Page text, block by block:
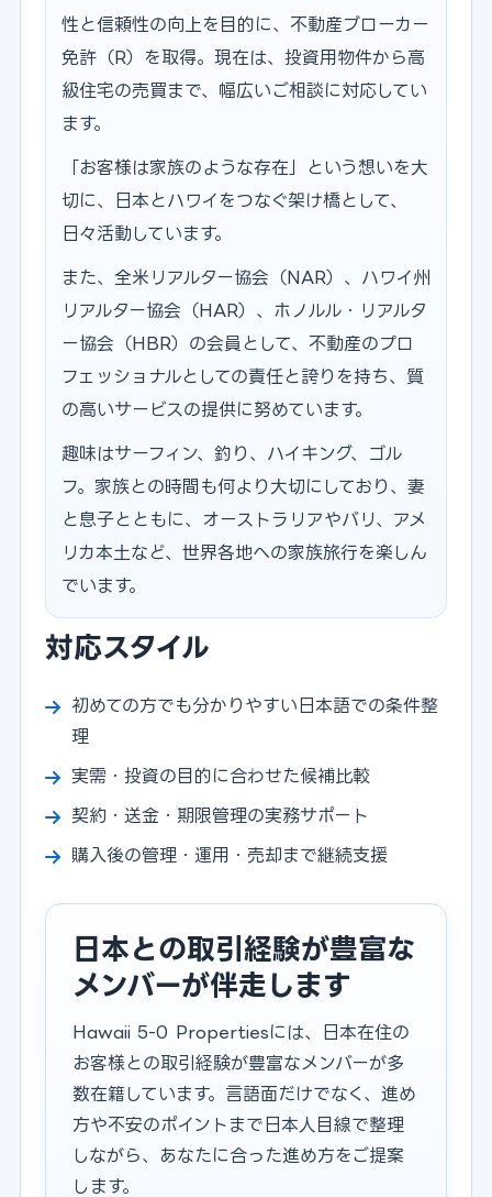
性と信頼性の向上を目的に、不動産ブローカー
免許（R）を取得。現在は、投資用物件から高
級住宅の売買まで、幅広いご相談に対応してい
ます。
「お客様は家族のような存在」という想いを大
切に、日本とハワイをつなぐ架け橋として、
日々活動しています。
また、全米リアルター協会（NAR）、ハワイ州
リアルター協会（HAR）、ホノルル・リアルタ
ー協会（HBR）の会員として、不動産のプロ
フェッショナルとしての責任と誇りを持ち、質
の高いサービスの提供に努めています。
趣味はサーフィン、釣り、ハイキング、ゴル
フ。家族との時間も何より大切にしており、妻
と息子とともに、オーストラリアやバリ、アメ
リカ本土など、世界各地への家族旅行を楽しん
でいます。
対応スタイル
初めての方でも分かりやすい日本語での条件整
理
実需・投資の目的に合わせた候補比較
契約・送金・期限管理の実務サポート
購入後の管理・運用・売却まで継続支援
日本との取引経験が豊富な
メンバーが伴走します
Hawaii 5-0 Propertiesには、日本在住の
お客様との取引経験が豊富なメンバーが多
数在籍しています。言語面だけでなく、進め
方や不安のポイントまで日本人目線で整理
しながら、あなたに合った進め方をご提案
します。